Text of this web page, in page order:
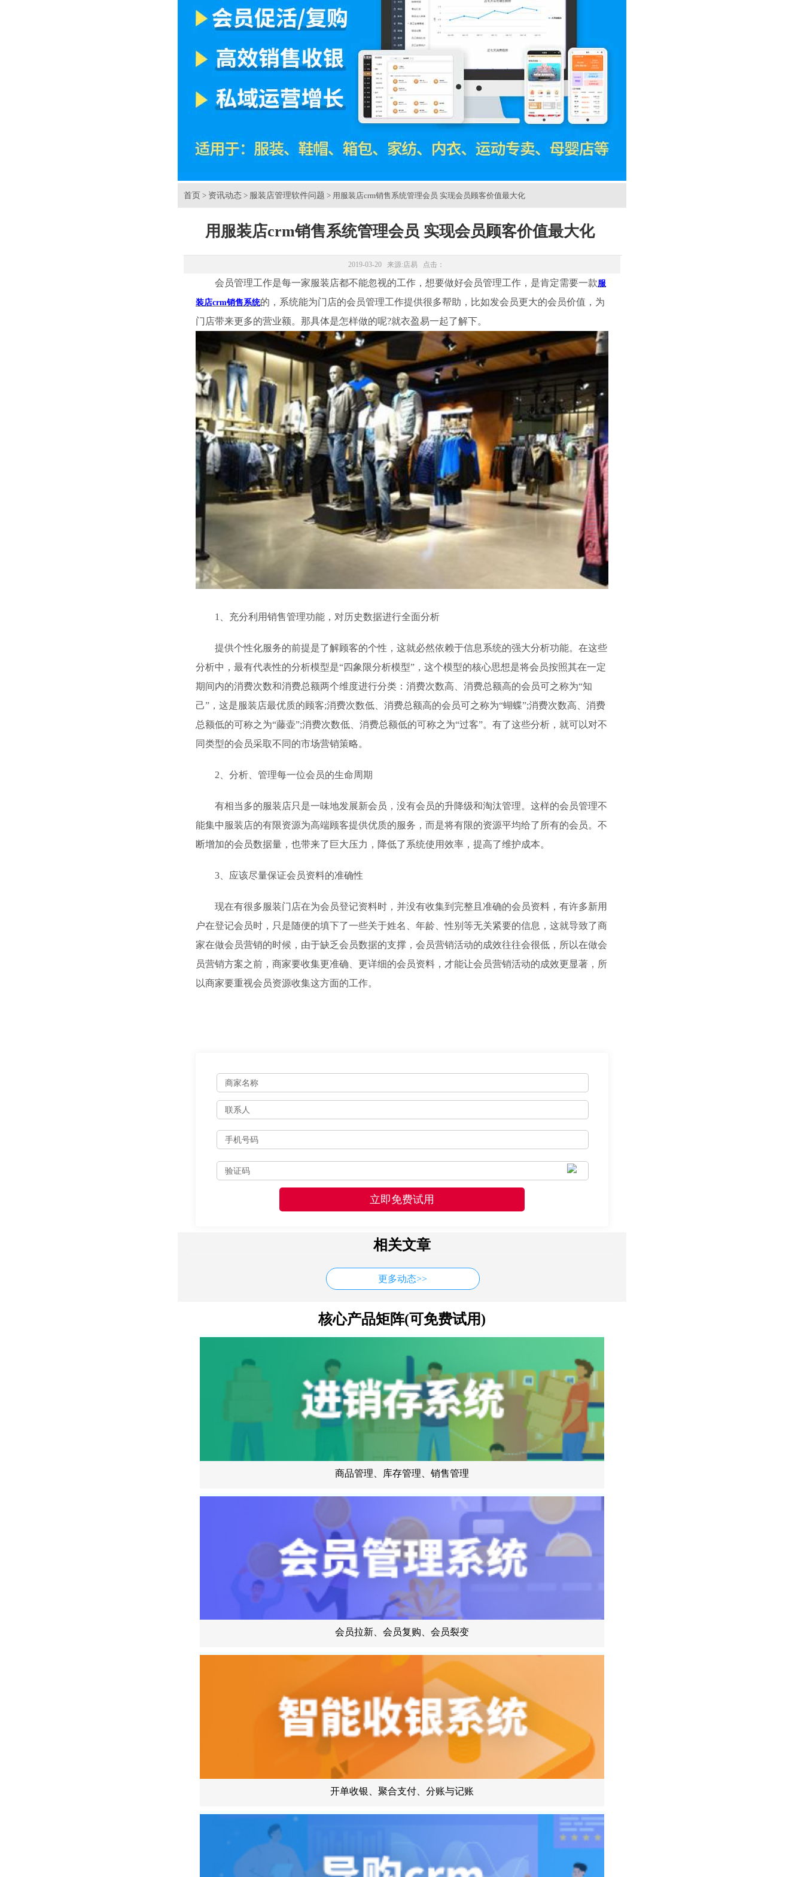
首页 > 资讯动态 > 服装店管理软件问题 > 用服装店crm销售系统管理会员 实现会员顾客价值最大化
用服装店crm销售系统管理会员 实现会员顾客价值最大化
2019-03-20 来源:店易 点击：
会员管理工作是每一家服装店都不能忽视的工作，想要做好会员管理工作，是肯定需要一款服
装店crm销售系统的，系统能为门店的会员管理工作提供很多帮助，比如发会员更大的会员价值，为
门店带来更多的营业额。那具体是怎样做的呢?就衣盈易一起了解下。
1、充分利用销售管理功能，对历史数据进行全面分析
提供个性化服务的前提是了解顾客的个性，这就必然依赖于信息系统的强大分析功能。在这些
分析中，最有代表性的分析模型是“四象限分析模型”，这个模型的核心思想是将会员按照其在一定
期间内的消费次数和消费总额两个维度进行分类：消费次数高、消费总额高的会员可之称为“知
己”，这是服装店最优质的顾客;消费次数低、消费总额高的会员可之称为“蝴蝶”;消费次数高、消费
总额低的可称之为“藤壶”;消费次数低、消费总额低的可称之为“过客”。有了这些分析，就可以对不
同类型的会员采取不同的市场营销策略。
2、分析、管理每一位会员的生命周期
有相当多的服装店只是一味地发展新会员，没有会员的升降级和淘汰管理。这样的会员管理不
能集中服装店的有限资源为高端顾客提供优质的服务，而是将有限的资源平均给了所有的会员。不
断增加的会员数据量，也带来了巨大压力，降低了系统使用效率，提高了维护成本。
3、应该尽量保证会员资料的准确性
现在有很多服装门店在为会员登记资料时，并没有收集到完整且准确的会员资料，有许多新用
户在登记会员时，只是随便的填下了一些关于姓名、年龄、性别等无关紧要的信息，这就导致了商
家在做会员营销的时候，由于缺乏会员数据的支撑，会员营销活动的成效往往会很低，所以在做会
员营销方案之前，商家要收集更准确、更详细的会员资料，才能让会员营销活动的成效更显著，所
以商家要重视会员资源收集这方面的工作。
相关文章
更多动态>>
核心产品矩阵(可免费试用)
商品管理、库存管理、销售管理
会员拉新、会员复购、会员裂变
开单收银、聚合支付、分账与记账